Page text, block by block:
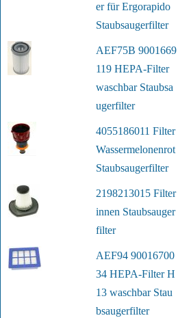
er für Ergorapido
Staubsaugerfilter
AEF75B 9001669
119 HEPA-Filter
waschbar Staubsa
ugerfilter
4055186011 Filter
Wassermelonenrot
Staubsaugerfilter
2198213015 Filter
innen Staubsauger
filter
AEF94 90016700
34 HEPA-Filter H
13 waschbar Stau
bsaugerfilter